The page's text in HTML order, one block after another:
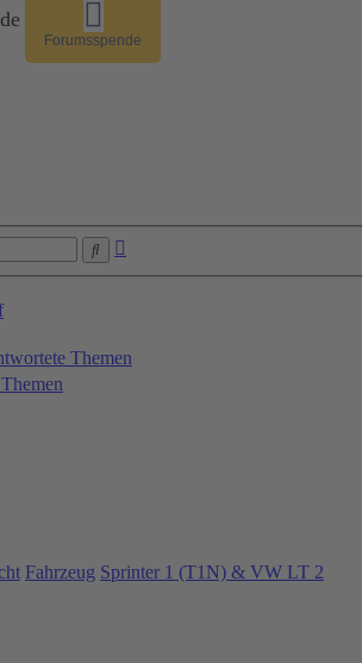
Forumsspende
Suche
Themen
Fahrzeug Sprinter 1 (T1N) & VW LT 2